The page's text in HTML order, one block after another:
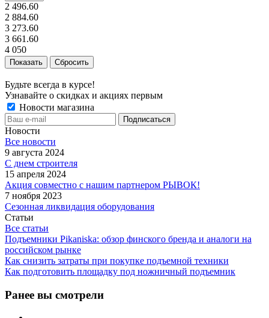
2 496.60
2 884.60
3 273.60
3 661.60
4 050
Сбросить
Будьте всегда в курсе!
Узнавайте о скидках и акциях первым
Новости магазина
Новости
Все новости
9 августа 2024
С днем строителя
15 апреля 2024
Акция совместно с нашим партнером РЫВОК!
7 ноября 2023
Сезонная ликвидация оборудования
Статьи
Все статьи
Подъемники Pikaniska: обзор финского бренда и аналоги на
российском рынке
Как снизить затраты при покупке подъемной техники
Как подготовить площадку под ножничный подъемник
Ранее вы смотрели